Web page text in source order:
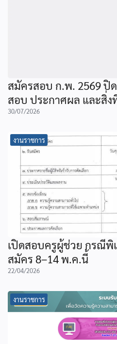
สมัครสอบ ก.พ. 2569 ปิ
สอบ ประกาศผล และสิ่ง
30/07/2026
งานราชการ
เปิดสอบครูผู้ช่วย กรณีพิ
สมัคร 8–14 พ.ค.นี้
22/04/2026
งานราชการ